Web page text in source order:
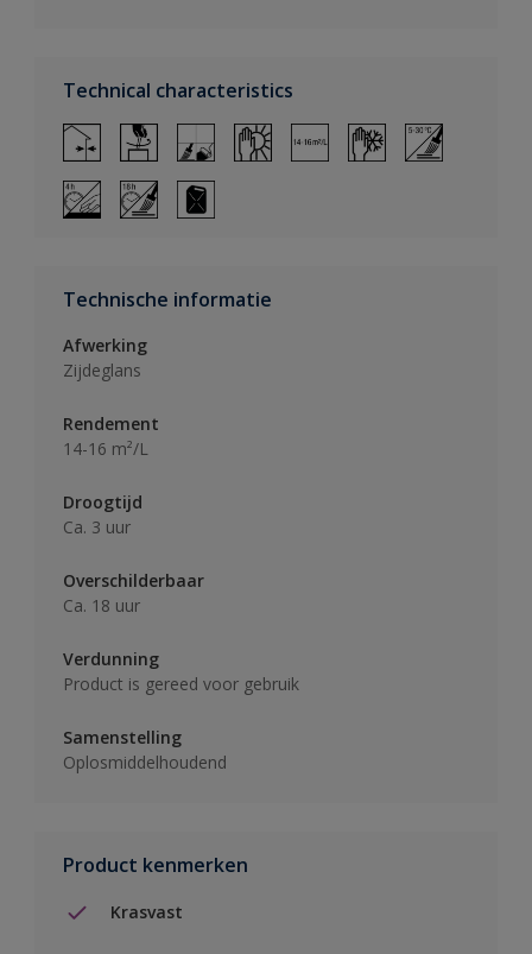
Technical characteristics
Technische informatie
Afwerking
Zijdeglans
Rendement
14-16 m²/L
Droogtijd
Ca. 3 uur
Overschilderbaar
Ca. 18 uur
Verdunning
Product is gereed voor gebruik
Samenstelling
Oplosmiddelhoudend
Product kenmerken
Krasvast